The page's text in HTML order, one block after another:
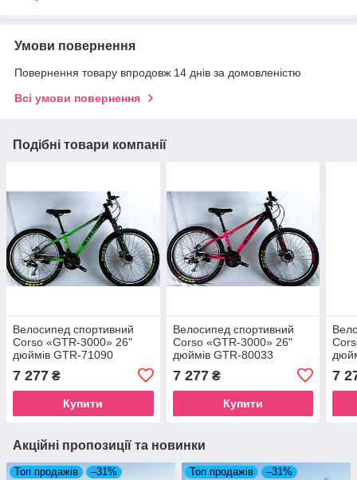
Умови повернення
Повернення товару впродовж 14 днів за домовленістю
Всі умови повернення
Подібні товари компанії
Велоcипед спортивний
Corso «GTR-3000» 26"
дюймів GTR-71090
7 277 ₴
Купити
Велоcипед спортивний
Corso «GTR-3000» 26"
дюймів GTR-80033
7 277₴
Купити
7
Акційні пропозиції та новинки
Топ продажів –31% Топ продажів –31%